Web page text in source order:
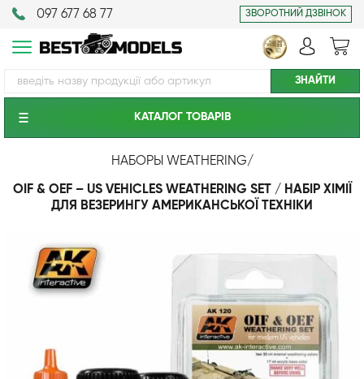
097 677 68 77 ЗВОРОТНИЙ ДЗВІНОК
КАТАЛОГ ТОВАРIВ
НАБОРЫ WEATHERING/
OIF & OEF – US VEHICLES WEATHERING SET / НАБІР ХІМІЇ
ДЛЯ ВЕЗЕРИНГУ АМЕРИКАНСЬКОЇ ТЕХНІКИ